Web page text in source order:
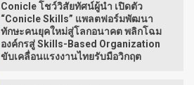
Conicle โชว์วิสัยทัศน์ผู้นำ เปิดตัว
“Conicle Skills” แพลตฟอร์มพัฒนา
ทักษะคนยุคใหม่สู่โลกอนาคต พลิกโฉม
องค์กรสู่ Skills-Based Organization
ขับเคลื่อนแรงงานไทยรับมือวิกฤต